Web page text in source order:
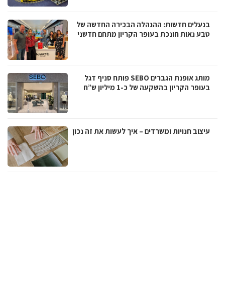
בנעלים חדשות: ההנהלה הבכירה החדשה של
טבע נאות חונכת בעופר הקריון מתחם חדשני
מותג אופנת הגברים SEBO פותח סניף דגל
בעופר הקריון בהשקעה של כ-1 מיליון ש”ח
עיצוב חנויות ומשרדים – איך לעשות את זה נכון